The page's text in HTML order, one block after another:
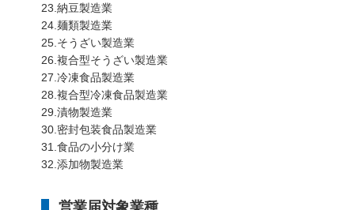
23.納豆製造業
24.麺類製造業
25.そうざい製造業
26.複合型そうざい製造業
27.冷凍食品製造業
28.複合型冷凍食品製造業
29.漬物製造業
30.密封包装食品製造業
31.食品の小分け業
32.添加物製造業